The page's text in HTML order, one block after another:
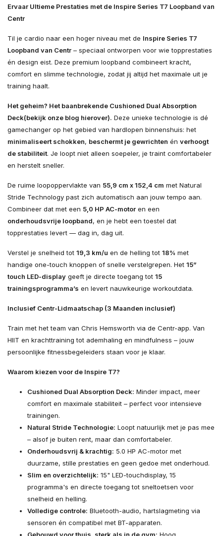
Ervaar Ultieme Prestaties met de Inspire Series T7 Loopband van
Centr
Til je cardio naar een hoger niveau met de Inspire Series T7
Loopband van Centr – speciaal ontworpen voor wie topprestaties
én design eist. Deze premium loopband combineert kracht,
comfort en slimme technologie, zodat jij altijd het maximale uit je
training haalt.
Het geheim? Het baanbrekende Cushioned Dual Absorption
Deck(bekijk onze blog hierover). Deze unieke technologie is dé
gamechanger op het gebied van hardlopen binnenshuis: het
minimaliseert schokken, beschermt je gewrichten én verhoogt
de stabiliteit. Je loopt niet alleen soepeler, je traint comfortabeler
en herstelt sneller.
De ruime loopoppervlakte van 55,9 cm x 152,4 cm met Natural
Stride Technology past zich automatisch aan jouw tempo aan.
Combineer dat met een 5,0 HP AC-motor en een
onderhoudsvrije loopband, en je hebt een toestel dat
topprestaties levert — dag in, dag uit.
Verstel je snelheid tot 19,3 km/u en de helling tot 18% met
handige one-touch knoppen of snelle verstelgrepen. Het 15”
touch LED-display geeft je directe toegang tot 15
trainingsprogramma’s en levert nauwkeurige workoutdata.
Inclusief Centr-Lidmaatschap (3 Maanden inclusief)
Train met het team van Chris Hemsworth via de Centr-app. Van
HIIT en krachttraining tot ademhaling en mindfulness – jouw
persoonlijke fitnessbegeleiders staan voor je klaar.
Waarom kiezen voor de Inspire T7?
Cushioned Dual Absorption Deck: Minder impact, meer
comfort en maximale stabiliteit – perfect voor intensieve
trainingen.
Natural Stride Technologie: Loopt natuurlijk met je pas mee
– alsof je buiten rent, maar dan comfortabeler.
Onderhoudsvrij & krachtig: 5.0 HP AC-motor met
duurzame, stille prestaties en geen gedoe met onderhoud.
Slim en overzichtelijk: 15" LED-touchdisplay, 15
programma's en directe toegang tot sneltoetsen voor
snelheid en helling.
Volledige controle: Bluetooth-audio, hartslagmeting via
sensoren én compatibel met BT-apparaten.